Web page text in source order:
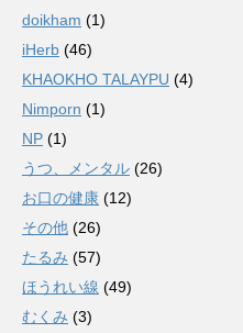
doikham (1)
iHerb (46)
KHAOKHO TALAYPU (4)
Nimporn (1)
NP (1)
うつ、メンタル (26)
お口の健康 (12)
その他 (26)
たるみ (57)
ほうれい線 (49)
むくみ (3)